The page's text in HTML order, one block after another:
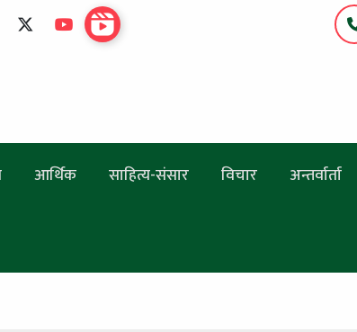
आर्थिक साहित्य-संसार विचार अन्तर्वार्ता